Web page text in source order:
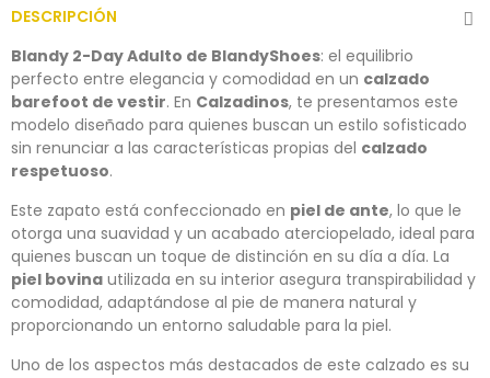
DESCRIPCIÓN
Blandy 2-Day Adulto de BlandyShoes: el equilibrio
perfecto entre elegancia y comodidad en un calzado
barefoot de vestir. En Calzadinos, te presentamos este
modelo diseñado para quienes buscan un estilo sofisticado
sin renunciar a las características propias del calzado
respetuoso.
Este zapato está confeccionado en piel de ante, lo que le
otorga una suavidad y un acabado aterciopelado, ideal para
quienes buscan un toque de distinción en su día a día. La
piel bovina utilizada en su interior asegura transpirabilidad y
comodidad, adaptándose al pie de manera natural y
proporcionando un entorno saludable para la piel.
Uno de los aspectos más destacados de este calzado es su